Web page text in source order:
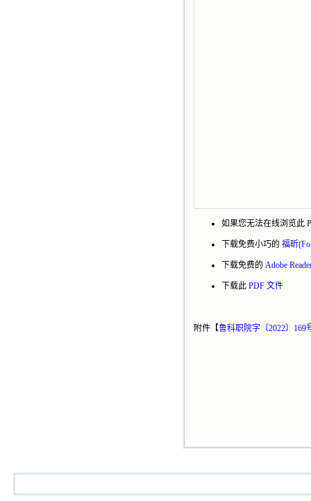
如果您无法在线浏览此
下载免费小巧的 福昕
下载免费的 Adobe
下载此 PDF 文件
附件【鲁科职院字〔2022〕